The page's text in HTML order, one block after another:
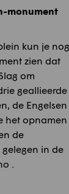
monument
kun je nog
zien dat
om
geallieerde
de Engelsen
het opnamen
de
in de
.